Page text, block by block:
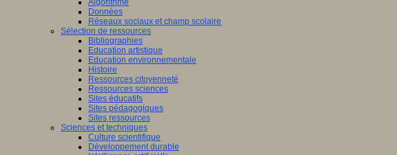
Algorithme
Données
Réseaux sociaux et champ scolaire
Sélection de ressources
Bibliographies
Education artistique
Education environnementale
Histoire
Ressources citoyenneté
Ressources sciences
Sites éducatifs
Sites pédagogiques
Sites ressources
Sciences et techniques
Culture scientifique
Développement durable